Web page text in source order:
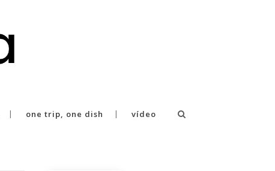
one trip, one dish vídeo